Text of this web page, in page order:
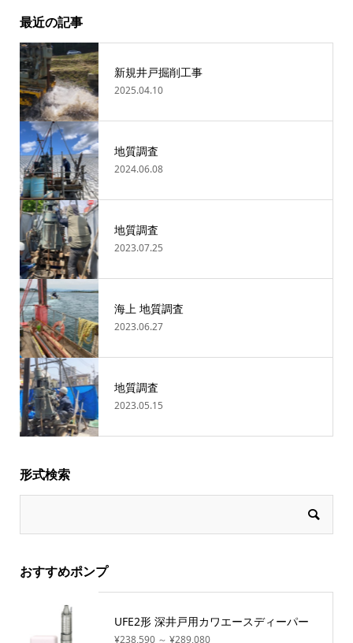
最近の記事
新規井戸掘削工事
2025.04.10
地質調査
2024.06.08
地質調査
2023.07.25
海上 地質調査
2023.06.27
地質調査
2023.05.15
形式検索
おすすめポンプ
UFE2形 深井戸用カワエースディーパー
¥238,590 ～ ¥289,080